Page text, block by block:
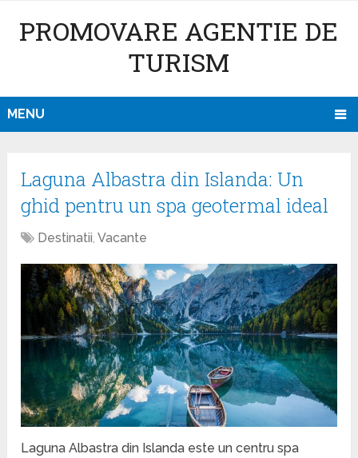
PROMOVARE AGENTIE DE
TURISM
MENU
Laguna Albastra din Islanda: Un
ghid pentru un spa geotermal ideal
Destinatii,Vacante
Laguna Albastra din Islanda este un centru spa